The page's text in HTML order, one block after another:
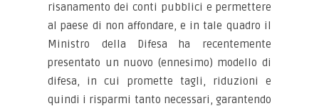
risanamento dei conti pubblici e permettere
al paese di non affondare, e in tale quadro il
Ministro della Difesa ha recentemente
presentato un nuovo (ennesimo) modello di
difesa, in cui promette tagli, riduzioni e
quindi i risparmi tanto necessari, garantendo